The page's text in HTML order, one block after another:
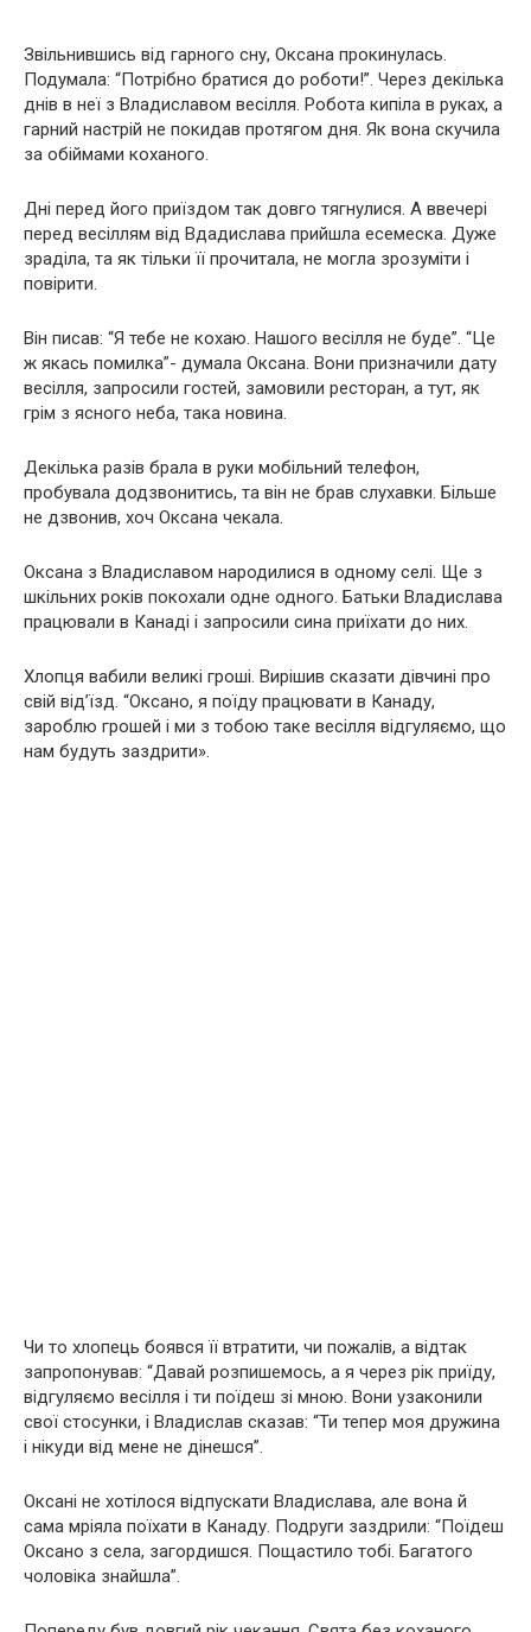
Звільнившись від гарного сну, Оксана прокинулась.
Подумала: “Потрібно братися до роботи!”. Через декілька
днів в неї з Владиславом весілля. Робота кипіла в руках, а
гарний настрій не покидав протягом дня. Як вона скучила
за обіймами коханого.
Дні перед його приїздом так довго тягнулися. А ввечері
перед весіллям від Вдадислава прийшла есемеска. Дуже
зраділа, та як тільки її прочитала, не могла зрозуміти і
повірити.
Він писав: “Я тебе не кохаю. Нашого весілля не буде”. “Це
ж якась помилка”- думала Оксана. Вони призначили дату
весілля, запросили гостей, замовили ресторан, а тут, як
грім з ясного неба, така новина.
Декілька разів брала в руки мобільний телефон,
пробувала додзвонитись, та він не брав слухавки. Більше
не дзвонив, хоч Оксана чекала.
Оксана з Владиславом народилися в одному селі. Ще з
шкільних років покохали одне одного. Батьки Владислава
працювали в Канаді і запросили сина приїхати до них.
Хлопця вабили великі гроші. Вирішив сказати дівчині про
свій від’їзд. “Оксано, я поїду працювати в Канаду,
зароблю грошей і ми з тобою таке весілля відгуляємо, що
нам будуть заздрити».
Чи то хлопець боявся її втратити, чи пожалів, а відтак
запропонував: “Давай розпишемось, а я через рік приїду,
відгуляємо весілля і ти поїдеш зі мною. Вони узаконили
свої стосунки, і Владислав сказав: “Ти тепер моя дружина
і нікуди від мене не дінешся”.
Оксані не хотілося відпускати Владислава, але вона й
сама мріяла поїхати в Канаду. Подруги заздрили: “Поїдеш
Оксано з села, загордишся. Пощастило тобі. Багатого
чоловіка знайшла”.